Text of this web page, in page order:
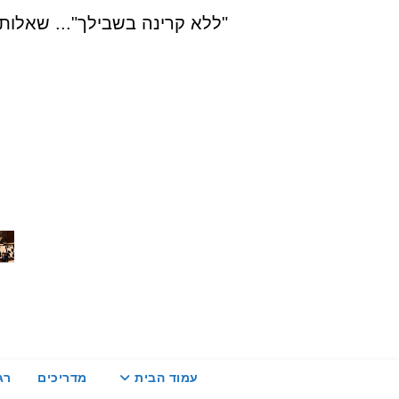
"ללא קרינה בשבילך"... שאלות, הדרכה ויעוץ
עמוד הבית מדריכים